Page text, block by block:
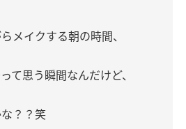
メイクする朝の時間、
て思う瞬間なんだけど、
？？笑